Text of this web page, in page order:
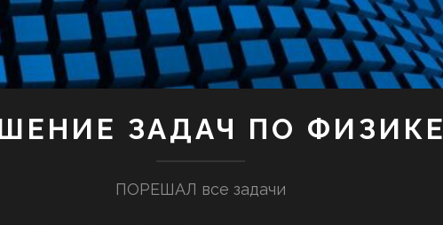
ЗАДАЧ ПО ФИЗИКЕ
ПОРЕШАЛ все задачи